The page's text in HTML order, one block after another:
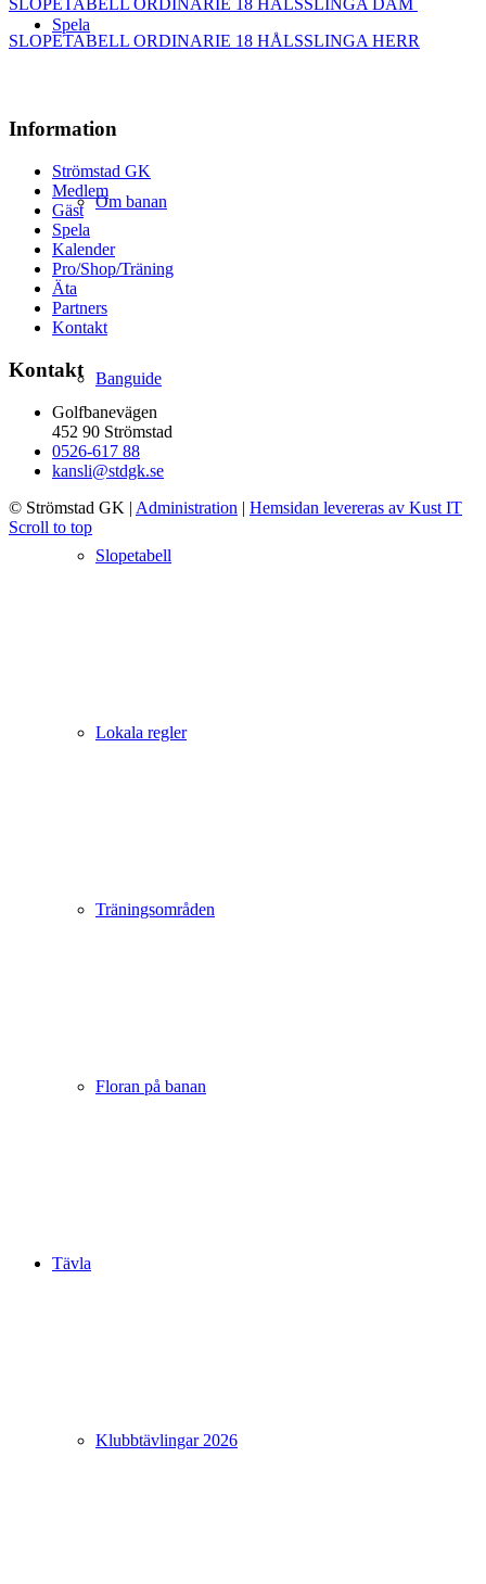
Spela
Om banan
Banguide
Slopetabell
Lokala regler
Träningsområden
Floran på banan
Tävla
Klubbtävlingar 2026
SLOPETABELL ORDINARIE 18 HÅLSSLINGA HERR
Information
Strömstad GK
Medlem
Gäst
Spela
Kalender
Pro/Shop/Träning
Äta
Partners
Kontakt
Kontakt
Golfbanevägen
452 90 Strömstad
0526-617 88
kansli@stdgk.se
© Strömstad GK | Administration | Hemsidan levereras av Kust IT
Scroll to top